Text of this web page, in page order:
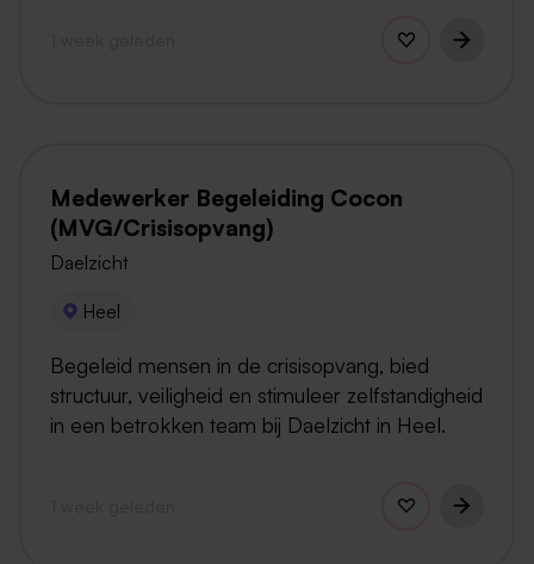
Medewerker Begeleiding Cocon
(MVG/Crisisopvang)
Daelzicht
Heel
Begeleid mensen in de crisisopvang, bied
structuur, veiligheid en stimuleer zelfstandigheid
in een betrokken team bij Daelzicht in Heel.